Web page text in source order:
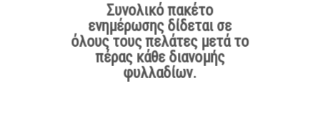
Συνολικό πακέτο
ενημέρωσης δίδεται σε
όλους τους πελάτες μετά το
πέρας κάθε διανομής
φυλλαδίων.